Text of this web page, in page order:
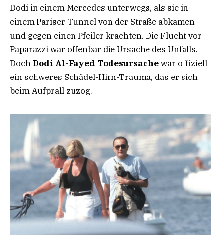
Dodi in einem Mercedes unterwegs, als sie in
einem Pariser Tunnel von der Straße abkamen
und gegen einen Pfeiler krachten. Die Flucht vor
Paparazzi war offenbar die Ursache des Unfalls.
Doch Dodi Al-Fayed Todesursachewar offiziell
ein schweres Schädel-Hirn-Trauma, das er sich
beim Aufprall zuzog.